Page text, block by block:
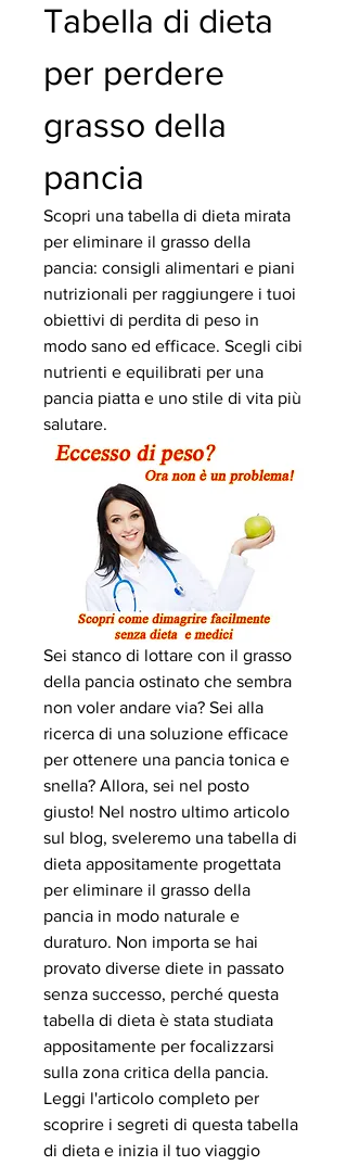
Tabella di dieta
per perdere
grasso della
pancia
Scopri una tabella di dieta mirata
per eliminare il grasso della
pancia: consigli alimentari e piani
nutrizionali per raggiungere i tuoi
obiettivi di perdita di peso in
modo sano ed efficace. Scegli cibi
nutrienti e equilibrati per una
pancia piatta e uno stile di vita più
salutare.
Sei stanco di lottare con il grasso
della pancia ostinato che sembra
non voler andare via? Sei alla
ricerca di una soluzione efficace
per ottenere una pancia tonica e
snella? Allora, sei nel posto
giusto! Nel nostro ultimo articolo
sul blog, sveleremo una tabella di
dieta appositamente progettata
per eliminare il grasso della
pancia in modo naturale e
duraturo. Non importa se hai
provato diverse diete in passato
senza successo, perché questa
tabella di dieta è stata studiata
appositamente per focalizzarsi
sulla zona critica della pancia.
Leggi l'articolo completo per
scoprire i segreti di questa tabella
di dieta e inizia il tuo viaggio